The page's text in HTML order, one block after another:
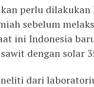
perlu
sebelum
ini Indonesia
dengan solar
dari